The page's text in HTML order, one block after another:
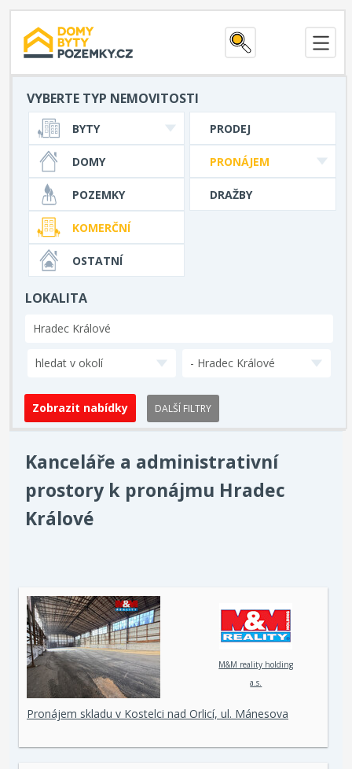
VYBERTE TYP NEMOVITOSTI
PRODEJ
PRONÁJEM
DRAŽBY
BYTY
DOMY
POZEMKY
KOMERČNÍ
OSTATNÍ
LOKALITA
hledat v okolí - Hradec Králové
DALŠÍ FILTRY
Kanceláře a administrativní
prostory k pronájmu Hradec
Králové
M&M reality holding
a.s.
Pronájem skladu v Kostelci nad Orlicí, ul. Mánesova